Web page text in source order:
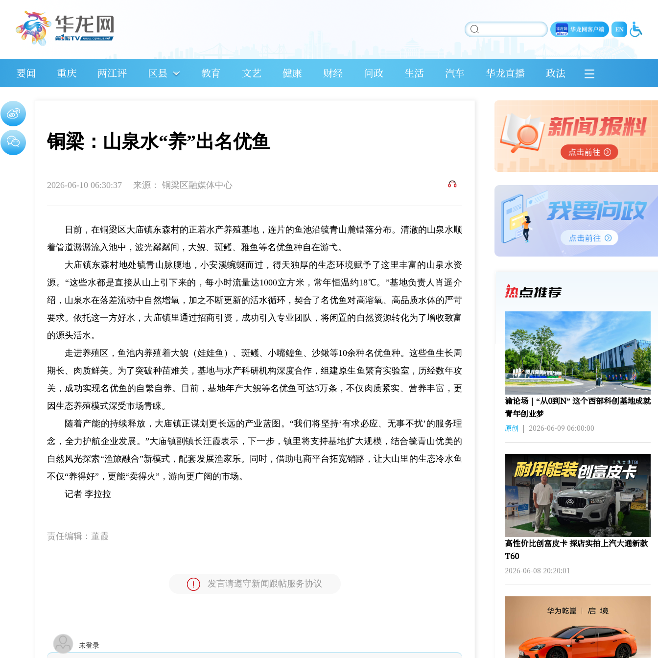
要闻 重庆 两江评 区县 教育 文艺 健康 财经 问政 生活 汽车 华龙直播 政法
铜梁：山泉水“养”出名优鱼
2026-06-10 06:30:37 来源： 铜梁区融媒体中心
日前，在铜梁区大庙镇东森村的正若水产养殖基地，连片的鱼池沿毓青山麓错落分布。清澈的山泉水顺
着管道潺潺流入池中，波光粼粼间，大鲵、斑鳠、雅鱼等名优鱼种自在游弋。
大庙镇东森村地处毓青山脉腹地，小安溪蜿蜒而过，得天独厚的生态环境赋予了这里丰富的山泉水资
源。“这些水都是直接从山上引下来的，每小时流量达1000立方米，常年恒温约18℃。”基地负责人肖遥介
绍，山泉水在落差流动中自然增氧，加之不断更新的活水循环，契合了名优鱼对高溶氧、高品质水体的严苛
要求。依托这一方好水，大庙镇里通过招商引资，成功引入专业团队，将闲置的自然资源转化为了增收致富
的源头活水。
走进养殖区，鱼池内养殖着大鲵（娃娃鱼）、斑鳠、小嘴鳇鱼、沙鳅等10余种名优鱼种。这些鱼生长周
期长、肉质鲜美。为了突破种苗难关，基地与水产科研机构深度合作，组建原生鱼繁育实验室，历经数年攻
关，成功实现名优鱼的自繁自养。目前，基地年产大鲵等名优鱼可达3万条，不仅肉质紧实、营养丰富，更
因生态养殖模式深受市场青睐。
随着产能的持续释放，大庙镇正谋划更长远的产业蓝图。“我们将坚持‘有求必应、无事不扰’的服务理
念，全力护航企业发展。”大庙镇副镇长汪霞表示，下一步，镇里将支持基地扩大规模，结合毓青山优美的
自然风光探索“渔旅融合”新模式，配套发展渔家乐。同时，借助电商平台拓宽销路，让大山里的生态冷水鱼
不仅“养得好”，更能“卖得火”，游向更广阔的市场。
记者 李拉拉
责任编辑： 董霞
发言请遵守新闻跟帖服务协议
未登录
渝论场｜“从0到N” 这个西部科创基地成就
青年创业梦
原创 | 2026-06-09 06:00:00
高性价比创富皮卡 探店实拍上汽大通新款
T60
2026-06-08 20:20:01